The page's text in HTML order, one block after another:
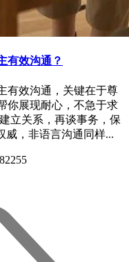
有效沟通？
有效沟通，关键在于‌尊
你展现耐心，不急于求
立关系，再谈事务‌，‌保
威‌，‌非语言沟通同样...